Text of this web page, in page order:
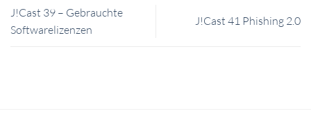
J!Cast 39 – Gebrauchte
Softwarelizenzen
J!Cast 41 Phishing 2.0